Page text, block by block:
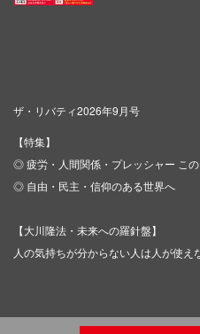
ザ・リバティ2026年9月号
【特集】
◎ 疲労・人間関係・プレッシャー こ
◎ 自由・民主・信仰のある世界へ
【大川隆法・未来への羅針盤】
人の気持ちが分からない人は人が使え